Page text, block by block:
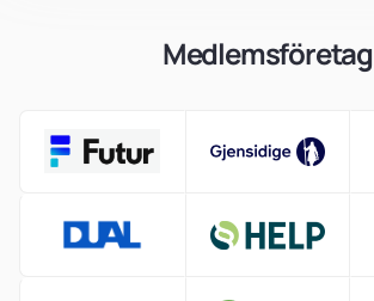
Medlemsföretag